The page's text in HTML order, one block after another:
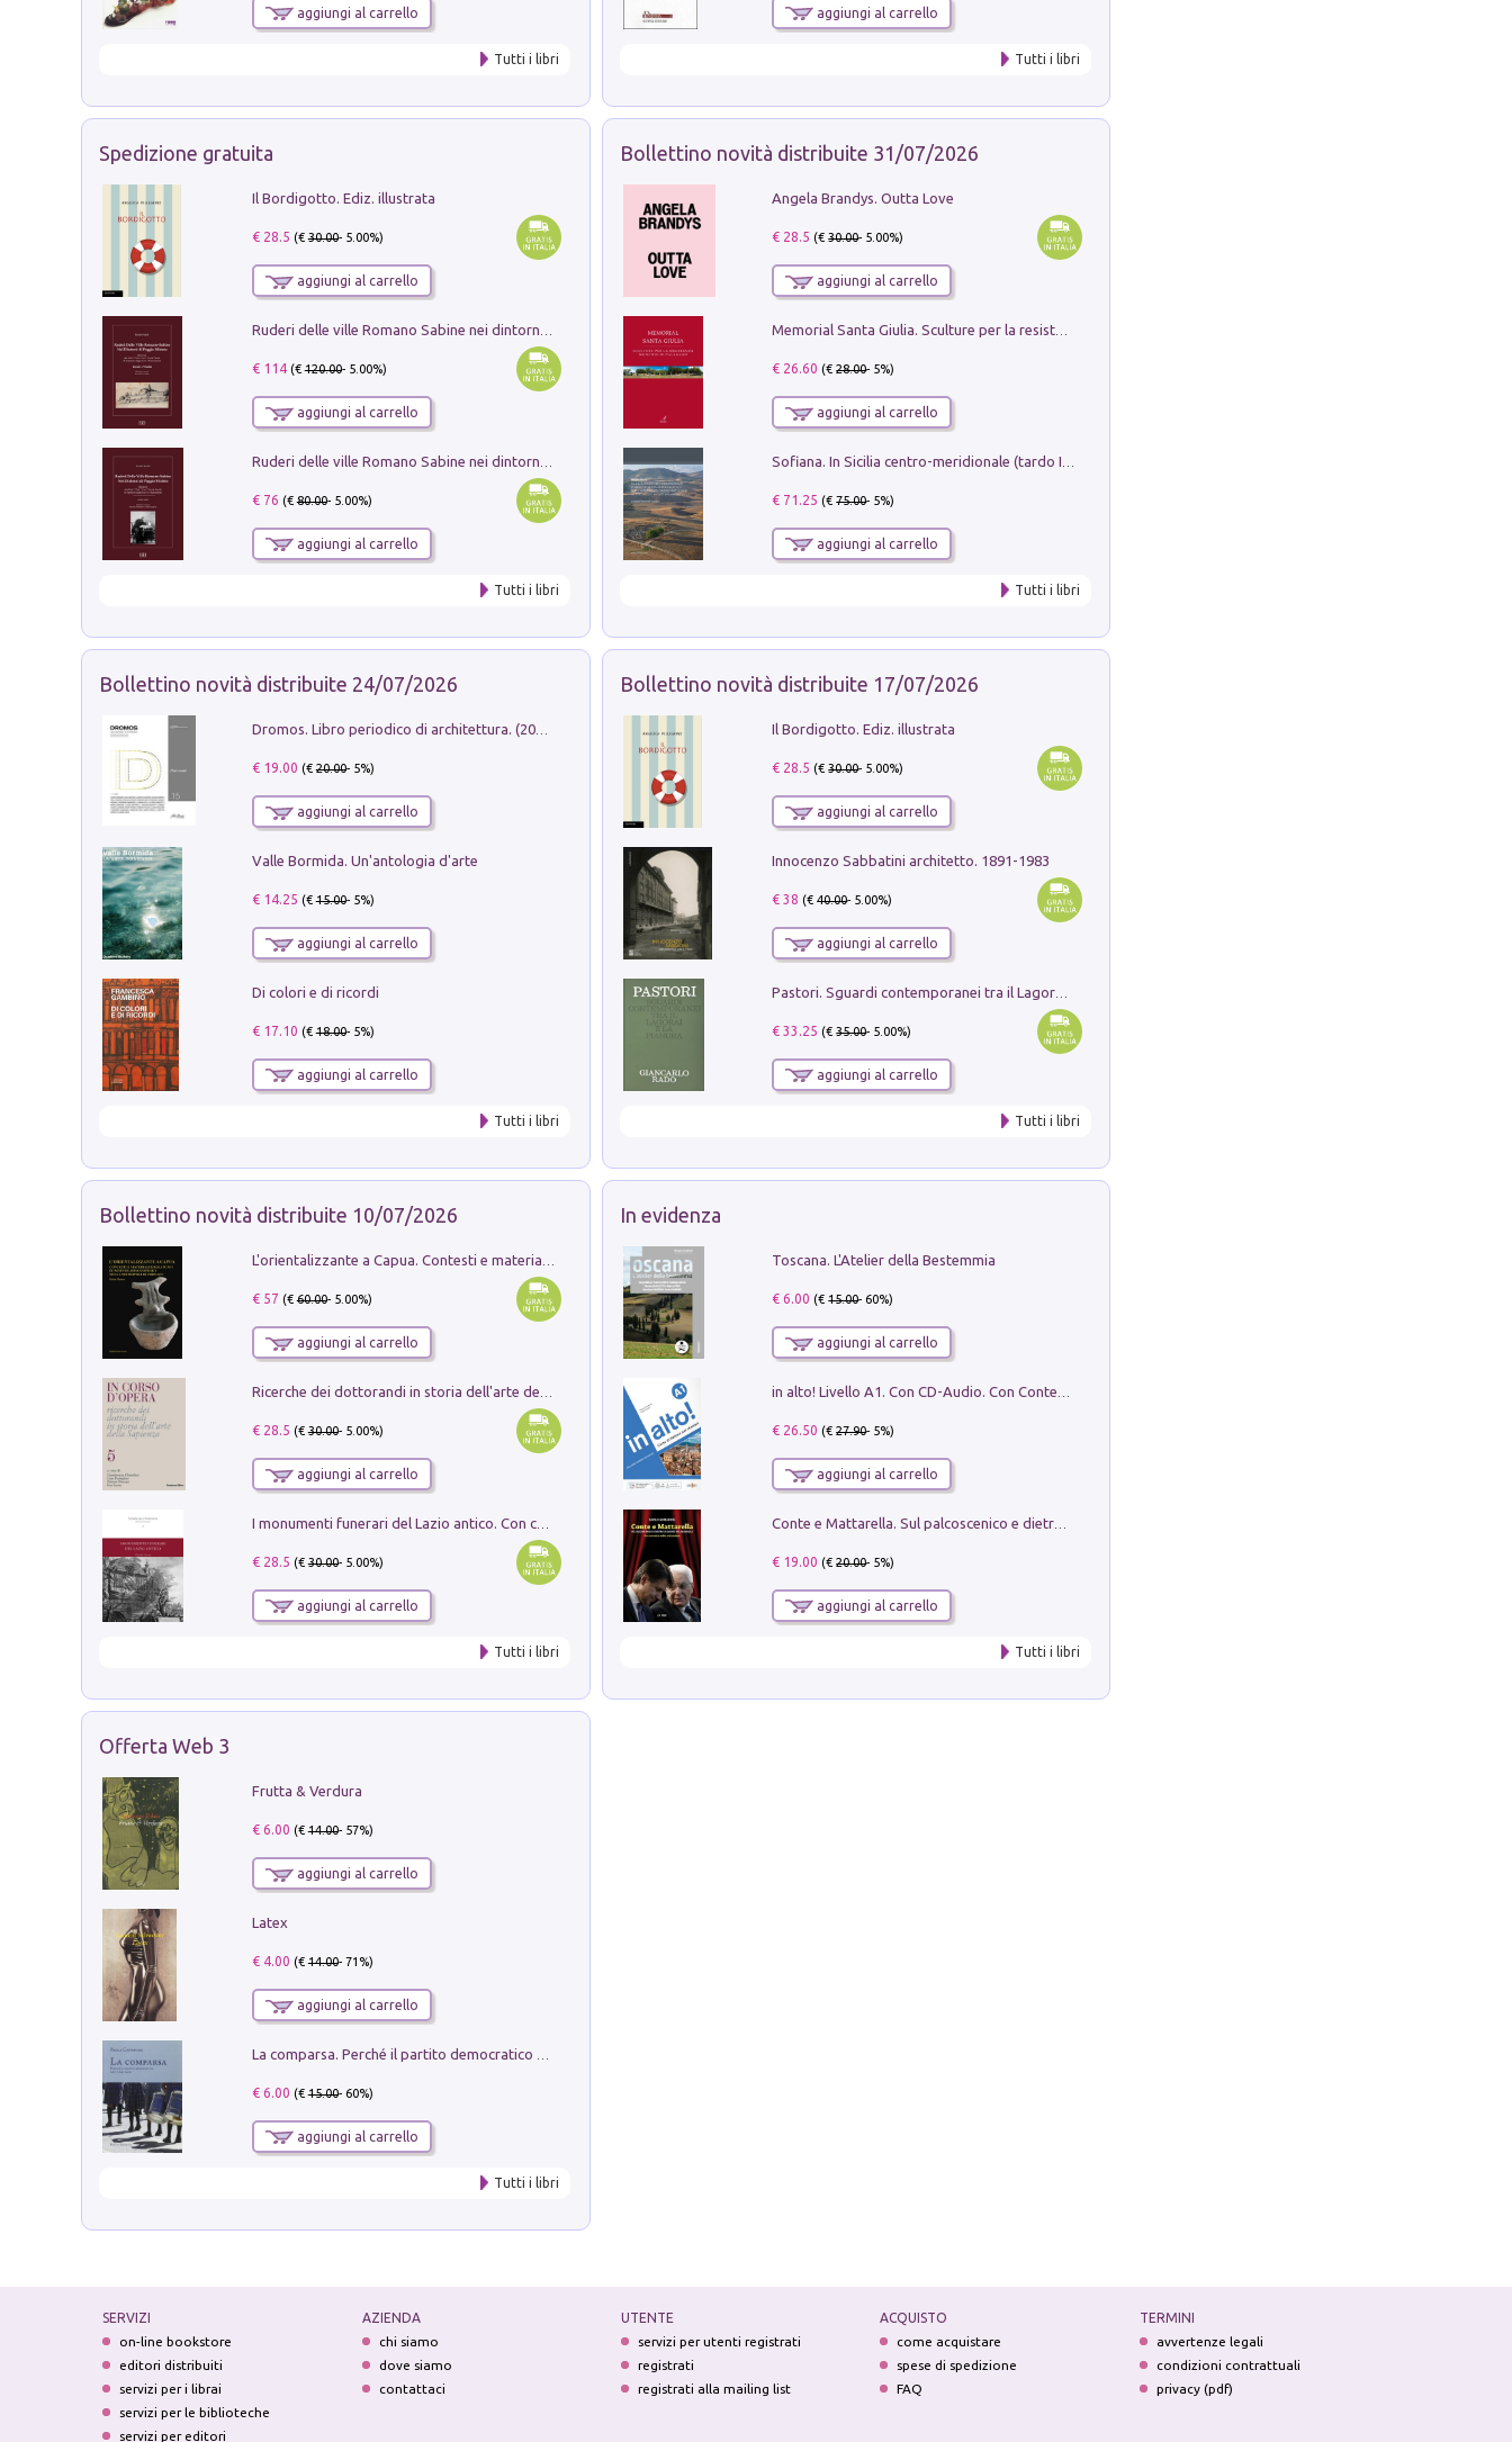
aggiungi al carrello
Tutti i libri
aggiungi al carrello
Tutti i libri
Spedizione gratuita
Il Bordigotto. Ediz. illustrata
€ 28.5 (€30.00- 5.00%)
aggiungi al carrello
€ 114(€120.00- 5.00%)
aggiungi al carrello
€ 76 (€80.00- 5.00%)
aggiungi al carrello
Tutti i libri
Bollettino novità distribuite 31/07/2026
Angela Brandys. Outta Love
€ 28.5 (€30.00- 5.00%)
aggiungi al carrello
€ 26.60 (€28.00- 5%)
aggiungi al carrello
€ 71.25 (€75.00- 5%)
aggiungi al carrello
Tutti i libri
Bollettino novità distribuite 24/07/2026
Dromos. Libro periodico di architettura. (2026). Vol. 15: Post-model
€ 19.00 (€20.00- 5%)
aggiungi al carrello
Valle Bormida. Un'antologia d'arte
€ 14.25 (€15.00- 5%)
aggiungi al carrello
Di colori e di ricordi
€ 17.10 (€18.00- 5%)
aggiungi al carrello
Tutti i libri
Bollettino novità distribuite 17/07/2026
Il Bordigotto. Ediz. illustrata
€ 28.5 (€30.00- 5.00%)
aggiungi al carrello
Innocenzo Sabbatini architetto. 1891-1983
€ 38 (€40.00- 5.00%)
aggiungi al carrello
€ 33.25 (€35.00- 5.00%)
aggiungi al carrello
Tutti i libri
Bollettino novità distribuite 10/07/2026
€ 57 (€60.00- 5.00%)
aggiungi al carrello
€ 28.5 (€30.00- 5.00%)
aggiungi al carrello
I monumenti funerari del Lazio antico. Con cartella con tavole
€ 28.5 (€30.00- 5.00%)
aggiungi al carrello
Tutti i libri
In evidenza
Toscana. L'Atelier della Bestemmia
€ 6.00 (€15.00- 60%)
aggiungi al carrello
€ 26.50 (€27.90- 5%)
aggiungi al carrello
€ 19.00 (€20.00- 5%)
aggiungi al carrello
Tutti i libri
Offerta Web 3
Frutta & Verdura
€ 6.00 (€14.00- 57%)
aggiungi al carrello
Latex
€ 4.00 (€14.00- 71%)
aggiungi al carrello
€ 6.00 (€15.00- 60%)
aggiungi al carrello
Tutti i libri
SERVIZI
on-line bookstore
editori distribuiti
servizi per i librai
servizi per le biblioteche
servizi per editori
AZIENDA
chi siamo
dove siamo
contattaci
UTENTE
servizi per utenti registrati
registrati
registrati alla mailing list
ACQUISTO
come acquistare
spese di spedizione
FAQ
TERMINI
avvertenze legali
condizioni contrattuali
privacy (pdf)